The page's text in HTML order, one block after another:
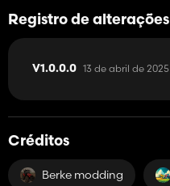
Registro de alterações
V1.0.0.0 13 de abril de 2025
Créditos
Berke modding